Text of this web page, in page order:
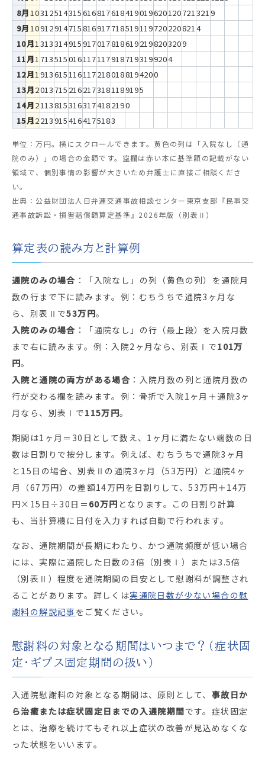
8月 103125143156168176184190196201207213219
9月 109129147158169177185191197202208214
10月113133149159170178186192198203209
11月117135150161171179187193199204
12月119136151161172180188194200
13月120137152162173181189195
14月121138153163174182190
15月122139154164175183
単位：万円。横にスクロールできます。黄色の列は「入院なし（通
院のみ）」の場合の金額です。空欄は赤い本に基準額の記載がない
領域で、個別事情の影響が大きいため弁護士に直接ご相談くださ
い。
出典：公益財団法人日弁連交通事故相談センター東京支部『民事交
通事故訴訟・損害賠償額算定基準』2026年版（別表Ⅱ）
算定表の読み方と計算例
通院のみの場合 ：「入院なし」の列（黄色の列）を通院月
数の行まで下に読みます。例：むちうちで通院3ヶ月な
ら、別表Ⅱで53万円。
入院のみの場合 ：「通院なし」の行（最上段）を入院月数
まで右に読みます。例：入院2ヶ月なら、別表Ⅰで101万
円。
入院と通院の両方がある場合 ：入院月数の列と通院月数の
行が交わる欄を読みます。例：骨折で入院1ヶ月＋通院3ヶ
月なら、別表Ⅰで115万円。
期間は1ヶ月＝30日として数え、1ヶ月に満たない端数の日
数は日割りで按分します。例えば、むちうちで通院3ヶ月
と15日の場合、別表Ⅱの通院3ヶ月（53万円）と通院4ヶ
月（67万円）の差額14万円を日割りして、53万円＋14万
円×15日÷30日＝ 60万円 となります。この日割り計算
も、当計算機に日付を入力すれば自動で行われます。
なお、通院期間が長期にわたり、かつ通院頻度が低い場合
には、実際に通院した日数の3倍（別表Ⅰ）または3.5倍
（別表Ⅱ）程度を通院期間の目安として慰謝料が調整され
ることがあります。詳しくは実通院日数が少ない場合の慰
謝料の解説記事 をご覧ください。
慰謝料の対象となる期間はいつまで？（症状固
定・ギプス固定期間の扱い）
入通院慰謝料の対象となる期間は、原則として、 事故日か
ら治癒または症状固定日までの入通院期間です。症状固定
とは、治療を続けてもそれ以上症状の改善が見込めなくな
った状態をいいます。